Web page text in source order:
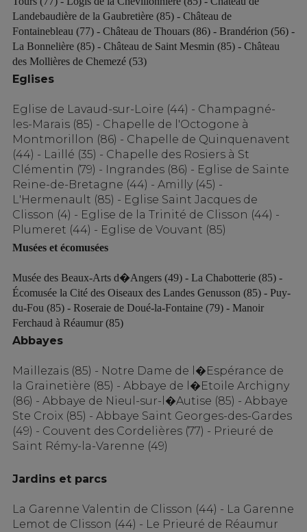
Landebaudière de la Gaubretière (85) - Château de
Fontainebleau (77) - Château de Thouars (86) - Brandérion (56) -
La Bonnelière (85) - Château de Saint Mesmin (85) - Château
des Mollières de Chemezé (53)
Eglises
Eglise de Lavaud-sur-Loire (44) - Champagné-
les-Marais (85) - Chapelle de l'Octogone à
Montmorillon (86) - Chapelle de Quinquenavent
(44) - Laillé (35) - Chapelle des Rosiers à St
Clémentin (79) - Ingrandes (86) - Eglise de Sainte
Reine-de-Bretagne (44) - Amilly (45) -
L'Hermenault (85) - Eglise Saint Jacques de
Clisson (4) - Eglise de la Trinité de Clisson (44) -
Plumeret (44) - Eglise de Vouvant (85)
Musées et écomusées
Musée des Beaux-Arts d�Angers (49) - La Chabotterie (85) -
Écomusée la Cité des Oiseaux des Landes Genusson (85) - Puy-
du-Fou (85) - Roseraie de Doué-la-Fontaine (79) - Manoir
Ferchaud à Réaumur (85)
Abbayes
Maillezais (85) - Notre Dame de l�Espérance de
la Grainetière (85) - Abbaye de l�Etoile Archigny
(86) - Abbaye de Nieul-sur-l�Autise (85) - Abbaye
Ste Croix (85) - Abbaye Saint Georges-des-Gardes
(49) - Couvent des Cordelières (77) - Prieuré de
Saint Rémy-la-Varenne (49)
Jardins et parcs
La Garenne Valentin de Clisson (44) - La Garenne
Lemot de Clisson (44) - Le Prieuré de Réaumur